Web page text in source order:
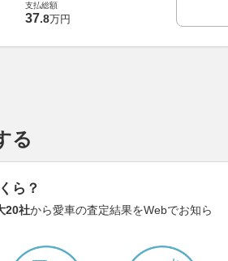
支払総額
37.8万円
る
ら？
20社から愛車の査定結果をWebでお知ら